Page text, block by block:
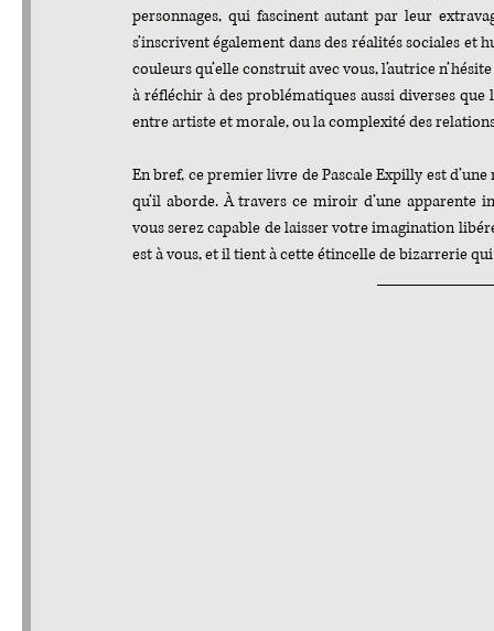
personnages, qui fascinent autant par leur
s’inscrivent également dans des réalités sociales et
couleurs qu’elle construit avec vous, l’autrice
à réfléchir à des problématiques aussi diverses
entre artiste et morale, ou la complexité des
En bref, ce premier livre de Pascale Expilly est
qu’il aborde. À travers ce miroir d’une apparente
vous serez capable de laisser votre imagination
est à vous, et il tient à cette étincelle de bizarrerie